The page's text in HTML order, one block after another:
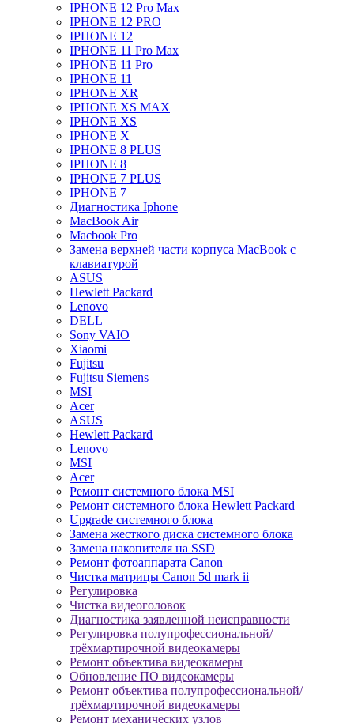
IPHONE 12 Pro Max
IPHONE 12 PRO
IPHONE 12
IPHONE 11 Pro Max
IPHONE 11 Pro
IPHONE 11
IPHONE XR
IPHONE XS MAX
IPHONE XS
IPHONE X
IPHONE 8 PLUS
IPHONE 8
IPHONE 7 PLUS
IPHONE 7
Диагностика Iphone
MacBook Air
Macbook Pro
Замена верхней части корпуса MacBook с
клавиатурой
ASUS
Hewlett Packard
Lenovo
DELL
Sony VAIO
Xiaomi
Fujitsu
Fujitsu Siemens
MSI
Acer
ASUS
Hewlett Packard
Lenovo
MSI
Acer
Ремонт системного блока MSI
Ремонт системного блока Hewlett Packard
Upgrade системного блока
Замена жесткого диска системного блока
Замена накопителя на SSD
Ремонт фотоаппарата Canon
Чистка матрицы Canon 5d mark ii
Регулировка
Чистка видеоголовок
Диагностика заявленной неисправности
Регулировка полупрофессиональной/
трёхмартирочной видеокамеры
Ремонт объектива видеокамеры
Обновление ПО видеокамеры
Ремонт объектива полупрофессиональной/
трёхмартирочной видеокамеры
Ремонт механических узлов